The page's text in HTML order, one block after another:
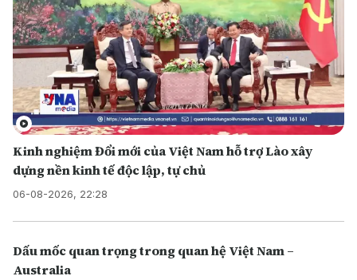
Kinh nghiệm Đổi mới của Việt Nam hỗ trợ Lào xây
dựng nền kinh tế độc lập, tự chủ
06-08-2026, 22:28
Dấu mốc quan trọng trong quan hệ Việt Nam –
Australia